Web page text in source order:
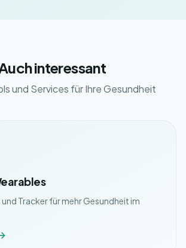
interessant
und Services für Ihre Gesundheit
Tracker für mehr Gesundheit im